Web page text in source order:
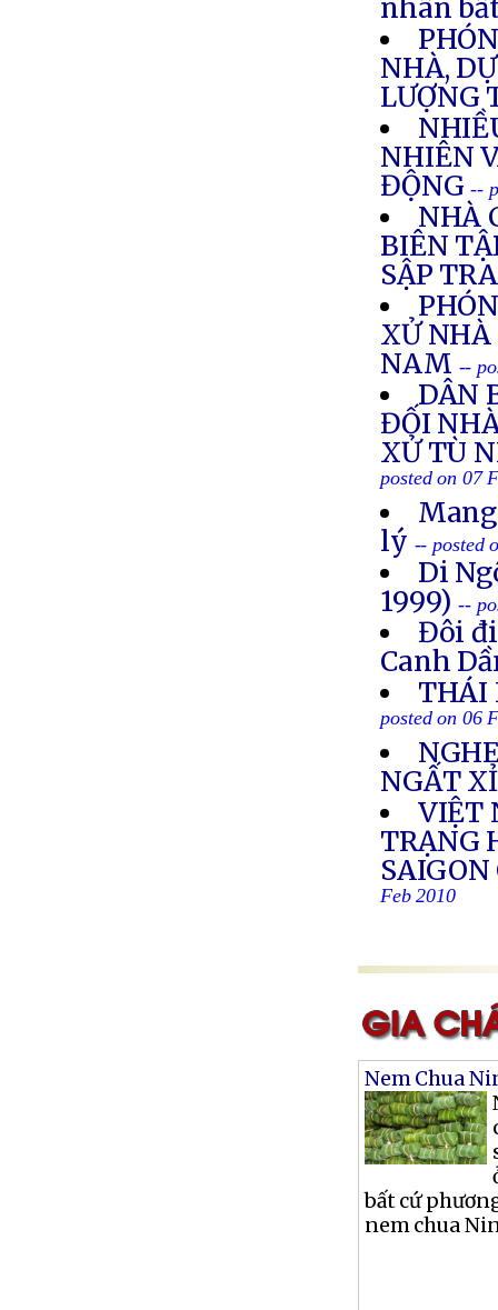
nhân
NHÀ,
LƯỢNG
NHIÊN
ĐỘNG --
NHÀ
BIÊN
SẬP
XỬ
NAM --
DÂN
ĐỐI
XỬ TÙ
posted on 07
lý -- posted
Di
1999)--
Đôi
Canh
THÁI
posted on 06
NGẤT
VIỆT
TRẠNG
Feb 2010
Nem Chua
bất cứ
nem chua